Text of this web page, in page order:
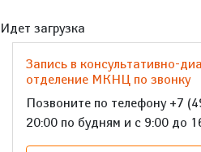
Идет загрузка
Запись в консультативно-
отделение МКНЦ по звонку
Позвоните по телефону +7
20:00 по будням и с 9:00 до